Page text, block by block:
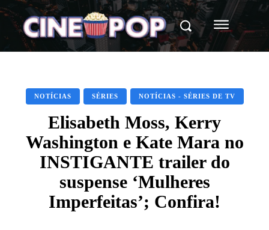
NOTÍCIAS SÉRIES NOTÍCIAS - SÉRIES DE TV
Elisabeth Moss, Kerry
Washington e Kate Mara no
INSTIGANTE trailer do
suspense ‘Mulheres
Imperfeitas’; Confira!